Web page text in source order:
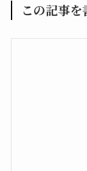
この記事を